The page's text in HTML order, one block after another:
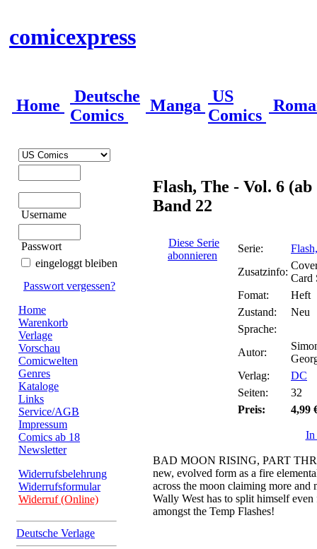
comicexpress
Home
Deutsche
Comics
Manga
US
Comics
Username
Passwort
eingeloggt bleiben
Passwort vergessen?
Home
Warenkorb
Verlage
Vorschau
Comicwelten
Genres
Kataloge
Links
Service/AGB
Impressum
Comics ab 18
Newsletter
Widerrufsbelehrung
Widerrufsformular
Widerruf (Online)
Deutsche Verlage
Flash, The - Vol. 6 (ab
Band 22
Diese Serie
abonnieren
Serie:
Zusatzinfo:
Card
Fomat:
Heft
Zustand:
Neu
Sprache:
Autor:
Verlag:
DC
Seiten:
32
Preis:
4,99
In
BAD MOON RISING, PART
new, evolved form as a fire
across the moon claiming more and
Wally West has to split himself
amongst the Temp Flashes!